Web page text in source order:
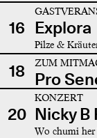
16 Explora
Pilze &
18 ZUM
Pro
20
KONZERT
Nicky B
Wo chumi